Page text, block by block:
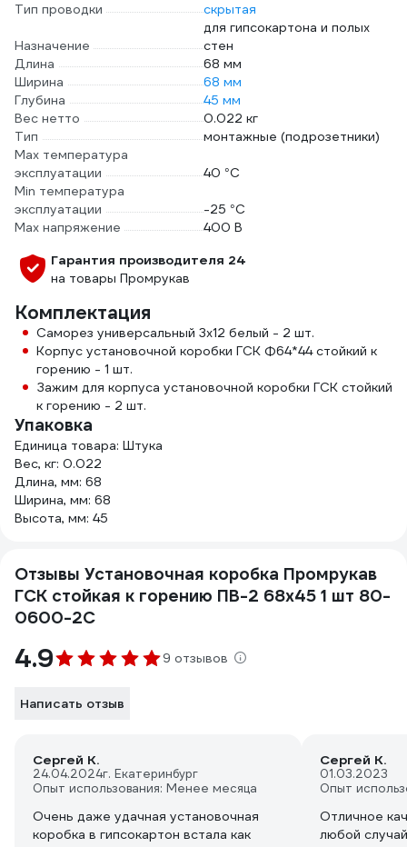
Тип проводки
скрытая
Назначение
для гипсокартона и полых
стен
Длина
68 мм
Ширина
68 мм
Глубина
45 мм
Вес нетто
0.022 кг
Тип
монтажные (подрозетники)
Max температура
эксплуатации
40 °С
Min температура
эксплуатации
-25 °С
Max напряжение
400 В
Гарантия производителя 24
на товары Промрукав
Комплектация
Саморез универсальный 3х12 белый - 2 шт.
Корпус установочной коробки ГСК Ф64*44 стойкий к
горению - 1 шт.
Зажим для корпуса установочной коробки ГСК стойкий
к горению - 2 шт.
Упаковка
Единица товара: Штука
Вес, кг: 0.022
Длина, мм: 68
Ширина, мм: 68
Высота, мм: 45
Отзывы Установочная коробка Промрукав
ГСК стойкая к горению ПВ-2 68х45 1 шт 80-
0600-2С
4.9 9 отзывов
Написать отзыв
Сергей К.
24.04.2024г. Екатеринбург
Опыт использования: Менее месяца
Очень даже удачная установочная
коробка в гипсокартон встала как
Сергей К.
01.03.2023
Опыт
Отличное
любой